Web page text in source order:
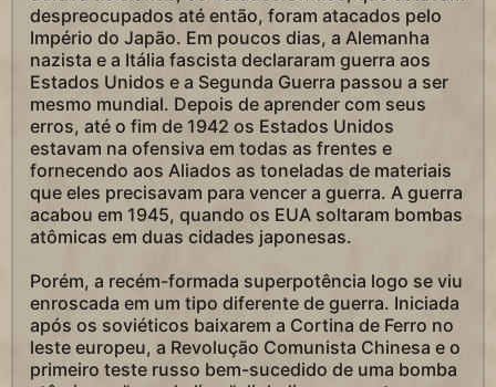
despreocupados até então, foram atacados pelo
Império do Japão. Em poucos dias, a Alemanha
nazista e a Itália fascista declararam guerra aos
Estados Unidos e a Segunda Guerra passou a ser
mesmo mundial. Depois de aprender com seus
erros, até o fim de 1942 os Estados Unidos
estavam na ofensiva em todas as frentes e
fornecendo aos Aliados as toneladas de materiais
que eles precisavam para vencer a guerra. A guerra
acabou em 1945, quando os EUA soltaram bombas
atômicas em duas cidades japonesas.
Porém, a recém-formada superpotência logo se viu
enroscada em um tipo diferente de guerra. Iniciada
após os soviéticos baixarem a Cortina de Ferro no
leste europeu, a Revolução Comunista Chinesa e o
primeiro teste russo bem-sucedido de uma bomba